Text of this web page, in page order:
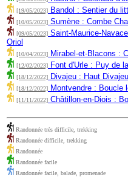
[19/05/2023] Bandol : Sentier du
[10/05/2023] Sumène : Combe
[09/05/2023] Saint-Maurice-
Oriol
[10/04/2023] Mirabel-et-Blacons :
[12/02/2023] Font d'Urle : Puy de
[18/12/2022] Divajeu : Haut Divajeu
[18/12/2022] Montvendre : Boucle
[11/11/2022] Châtillon-en-Diois :
Randonnée très difficile, trekking
Randonnée difficile, trekking
Randonnée
Randonnée facile
Randonnée facile, balade, promenade